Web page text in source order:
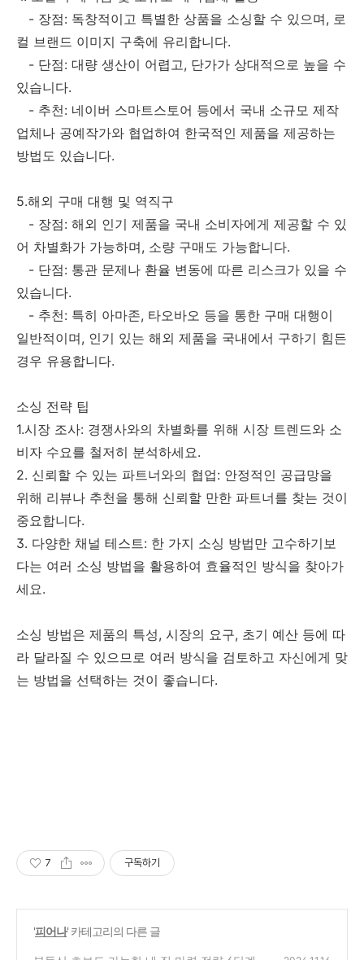
- 장점: 독창적이고 특별한 상품을 소싱할 수 있으며, 로
컬 브랜드 이미지 구축에 유리합니다.
- 단점: 대량 생산이 어렵고, 단가가 상대적으로 높을 수
있습니다.
- 추천: 네이버 스마트스토어 등에서 국내 소규모 제작
업체나 공예작가와 협업하여 한국적인 제품을 제공하는
방법도 있습니다.
5.해외 구매 대행 및 역직구
- 장점: 해외 인기 제품을 국내 소비자에게 제공할 수 있
어 차별화가 가능하며, 소량 구매도 가능합니다.
- 단점: 통관 문제나 환율 변동에 따른 리스크가 있을 수
있습니다.
- 추천: 특히 아마존, 타오바오 등을 통한 구매 대행이
일반적이며, 인기 있는 해외 제품을 국내에서 구하기 힘든
경우 유용합니다.
소싱 전략 팁
1.시장 조사: 경쟁사와의 차별화를 위해 시장 트렌드와 소
비자 수요를 철저히 분석하세요.
2. 신뢰할 수 있는 파트너와의 협업: 안정적인 공급망을
위해 리뷰나 추천을 통해 신뢰할 만한 파트너를 찾는 것이
중요합니다.
3. 다양한 채널 테스트: 한 가지 소싱 방법만 고수하기보
다는 여러 소싱 방법을 활용하여 효율적인 방식을 찾아가
세요.
소싱 방법은 제품의 특성, 시장의 요구, 초기 예산 등에 따
라 달라질 수 있으므로 여러 방식을 검토하고 자신에게 맞
는 방법을 선택하는 것이 좋습니다.
7 구독하기
'피어나' 카테고리의 다른 글